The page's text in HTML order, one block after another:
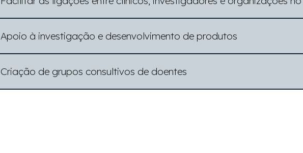
Apoio à investigação e desenvolvimento de produtos
Criação de grupos consultivos de doentes